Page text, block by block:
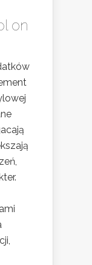
on